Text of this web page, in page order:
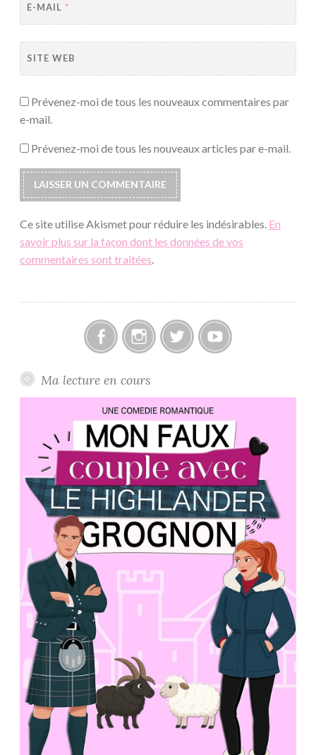
E-MAIL *
SITE WEB
Prévenez-moi de tous les nouveaux commentaires par
e-mail.
Prévenez-moi de tous les nouveaux articles par e-mail.
Ce site utilise Akismet pour réduire les indésirables. En
savoir plus sur la façon dont les données de vos
commentaires sont traitées.
Ma lecture en cours